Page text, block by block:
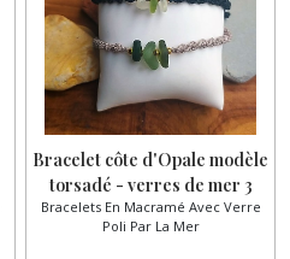
Bracelet côte d'Opale modèle
torsadé - verres de mer 3
teintes 100% made in France
Bracelets En Macramé Avec Verre
Poli Par La Mer